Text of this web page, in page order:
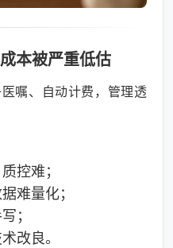
本被严重低估
嘱、自动计费，管理透
控难；
难量化；
；
改良。